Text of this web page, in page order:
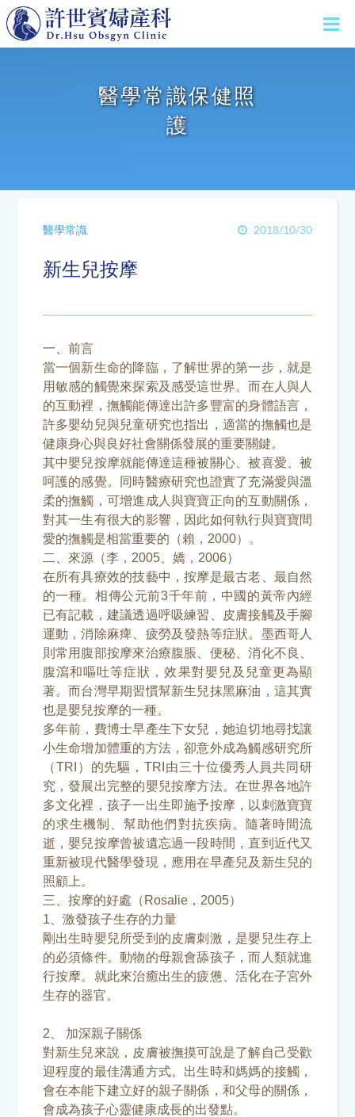
醫學常識保健照
護
醫學常識 2018/10/30
新生兒按摩
一、前言
當一個新生命的降臨，了解世界的第一步，就是
用敏感的觸覺來探索及感受這世界。而在人與人
的互動裡，撫觸能傳達出許多豐富的身體語言，
許多嬰幼兒與兒童研究也指出，適當的撫觸也是
健康身心與良好社會關係發展的重要關鍵。
其中嬰兒按摩就能傳達這種被關心、被喜愛、被
呵護的感覺。同時醫療研究也證實了充滿愛與溫
柔的撫觸，可增進成人與寶寶正向的互動關係，
對其一生有很大的影響，因此如何執行與寶寶間
愛的撫觸是相當重要的（賴，2000）。
二、來源（李，2005、嬌，2006）
在所有具療效的技藝中，按摩是最古老、最自然
的一種。相傳公元前3千年前，中國的黃帝內經
已有記載，建議透過呼吸練習、皮膚接觸及手腳
運動，消除麻痺、疲勞及發熱等症狀。墨西哥人
則常用腹部按摩來治療腹脹、便秘、消化不良、
腹瀉和嘔吐等症狀，效果對嬰兒及兒童更為顯
著。而台灣早期習慣幫新生兒抹黑麻油，這其實
也是嬰兒按摩的一種。
多年前，費博士早產生下女兒，她迫切地尋找讓
小生命增加體重的方法，卻意外成為觸感研究所
（TRI）的先驅，TRI由三十位優秀人員共同研
究，發展出完整的嬰兒按摩方法。在世界各地許
多文化裡，孩子一出生即施予按摩，以刺激寶寶
的求生機制、幫助他們對抗疾病。隨著時間流
逝，嬰兒按摩曾被遺忘過一段時間，直到近代又
重新被現代醫學發現，應用在早產兒及新生兒的
照顧上。
三、按摩的好處（Rosalie，2005）
1、激發孩子生存的力量
剛出生時嬰兒所受到的皮膚刺激，是嬰兒生存上
的必須條件。動物的母親會舔孩子，而人類就進
行按摩。就此來治癒出生的疲憊、活化在子宮外
生存的器官。
2、 加深親子關係
對新生兒來說，皮膚被撫摸可說是了解自己受歡
迎程度的最佳溝通方式。出生時和媽媽的接觸，
會在本能下建立好的親子關係，和父母的關係，
會成為孩子心靈健康成長的出發點。